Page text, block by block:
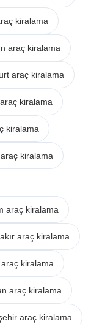
kiralama
araç kiralama
araç kiralama
kiralama
kiralama
kiralama
araç kiralama
araç kiralama
kiralama
araç kiralama
araç kiralama